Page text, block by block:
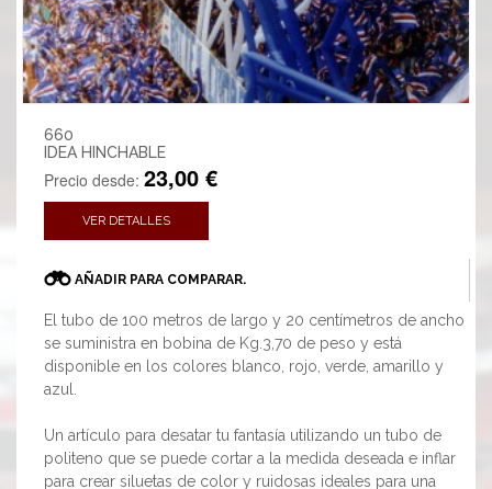
660
IDEA HINCHABLE
Precio desde: 23,00 €
VER DETALLES
AÑADIR PARA COMPARAR.
El tubo de 100 metros de largo y 20 centímetros de ancho
se suministra en bobina de Kg.3,70 de peso y está
disponible en los colores blanco, rojo, verde, amarillo y
azul.
Un artículo para desatar tu fantasía utilizando un tubo de
politeno que se puede cortar a la medida deseada e inflar
para crear siluetas de color y ruidosas ideales para una